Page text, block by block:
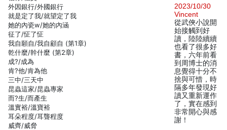
外因銀行/外國銀行
就是定了我/就望定了我
她的內瓷w/她的內涵
征了/怔了怔
我自願自/我自顧自 (第1章)
乾什麼/幹什麼 (第2章)
成?/成為
肯?他/肯為他
三中/三天中
昆蟲這家/昆蟲專家
而?生/而產生
溫實裕/溫寶裕
耳朵程度/耳聾程度
威齊/威脅
2023/10/30
Vincent
從武俠小說開
始接觸到好
讀，陸陸續續
也看了很多好
書，六年前看
到周博士的消
息覺得十分不
捨與可惜，時
隔多年發現好
讀又重新運作
了，實在感到
非常開心與感
謝！